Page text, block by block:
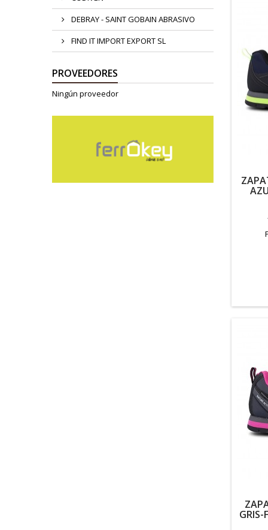
DEBRAY - SAINT GOBAIN ABRASIVO
FIND IT IMPORT EXPORT SL
PROVEEDORES
Ningún proveedor
GRIS-